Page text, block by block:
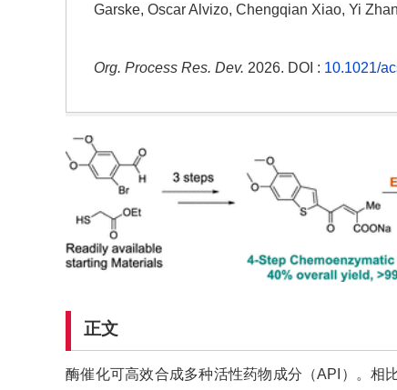
Garske, Oscar Alvizo, Chengqian Xiao, Yi
Org. Process Res. Dev. 2026. DOI : 10.1021/
正文
酶催化可高效合成多种活性药物成分（API）。相